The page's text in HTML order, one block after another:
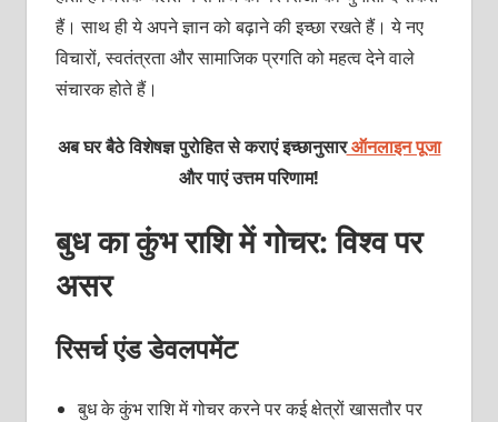
हैं। साथ ही ये अपने ज्ञान को बढ़ाने की इच्‍छा रखते हैं। ये नए
विचारों, स्‍वतंत्रता और सामाजिक प्रगति को महत्‍व देने वाले
संचारक होते हैं।
अब घर बैठे विशेषज्ञ पुरोहित से कराएं इच्छानुसारऑनलाइन पूजा
और पाएं उत्तम परिणाम!
बुध का कुंभ राशि में गोचर: विश्‍व पर
असर
रिसर्च एंड डेवलपमेंट
बुध के कुंभ राशि में गोचर करने पर कई क्षेत्रों खासतौर पर